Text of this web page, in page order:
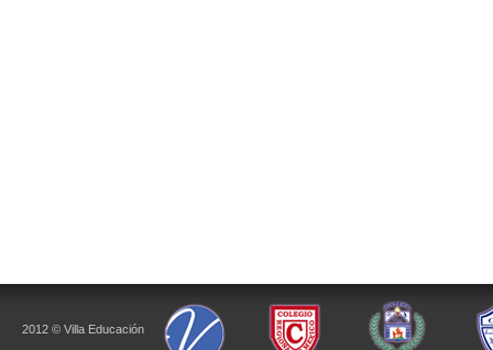
2012 © Villa Educación